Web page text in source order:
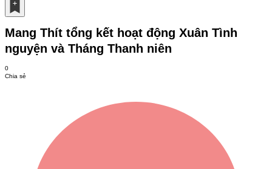
Mang Thít tổng kết hoạt động Xuân Tình
nguyện và Tháng Thanh niên
0
Chia sẻ